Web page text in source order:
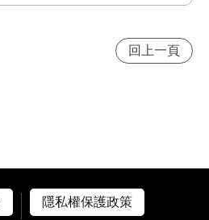
回上一頁
隱私權保護政策